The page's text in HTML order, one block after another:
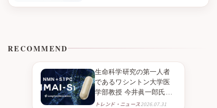
RECOMMEND
生命科学研究の第一人者
であるワシントン大学医
学部教授 今井眞一郎氏の
新たな挑戦 NMNとニンニ
トレンド・ニュース 2026.07.31